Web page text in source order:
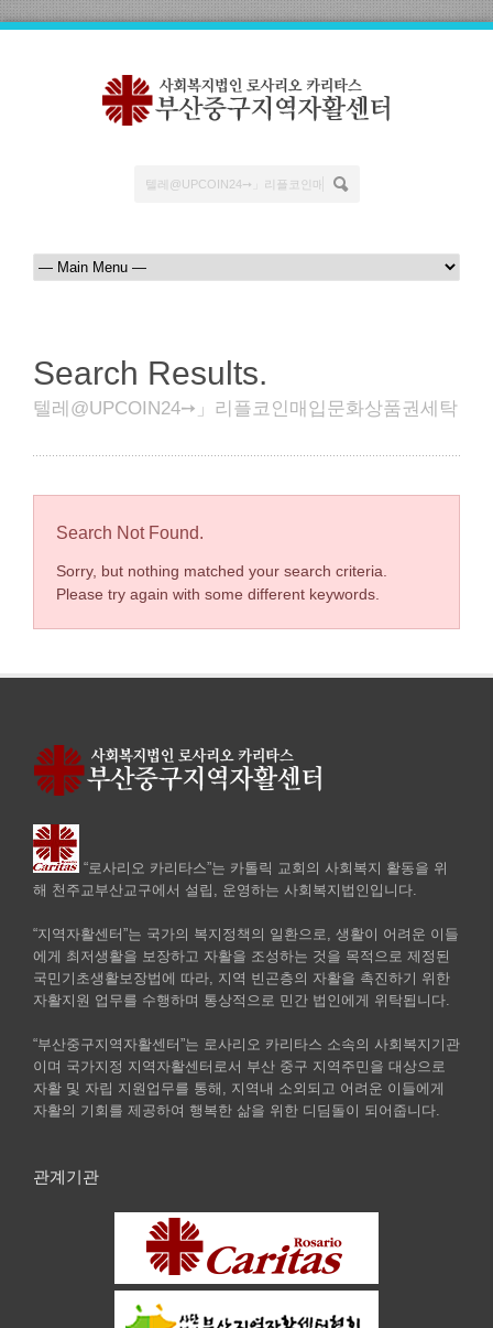
Search Results.
텔레@UPCOIN24➙」리플코인매입문화상품권세탁
Search Not Found.
Sorry, but nothing matched your search criteria.
Please try again with some different keywords.
“로사리오 카리타스”는 카톨릭 교회의 사회복지 활동을 위
해 천주교부산교구에서 설립, 운영하는 사회복지법인입니다.
“지역자활센터”는 국가의 복지정책의 일환으로, 생활이 어려운 이들
에게 최저생활을 보장하고 자활을 조성하는 것을 목적으로 제정된
국민기초생활보장법에 따라, 지역 빈곤층의 자활을 촉진하기 위한
자활지원 업무를 수행하며 통상적으로 민간 법인에게 위탁됩니다.
“부산중구지역자활센터”는 로사리오 카리타스 소속의 사회복지기관
이며 국가지정 지역자활센터로서 부산 중구 지역주민을 대상으로
자활 및 자립 지원업무를 통해, 지역내 소외되고 어려운 이들에게
자활의 기회를 제공하여 행복한 삶을 위한 디딤돌이 되어줍니다.
관계기관